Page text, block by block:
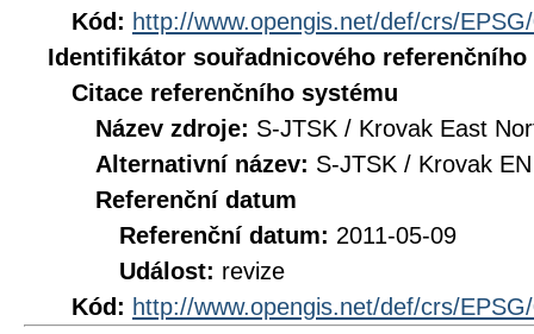
Kód: http://www.opengis.net/def/crs/
Identifikátor souřadnicového referenčního
Citace referenčního systému
Název zdroje: S-JTSK / Krovak East
Alternativní název: S-JTSK / Krovak EN
Referenční datum
Referenční datum: 2011-05-09
Událost: revize
Kód: http://www.opengis.net/def/crs/